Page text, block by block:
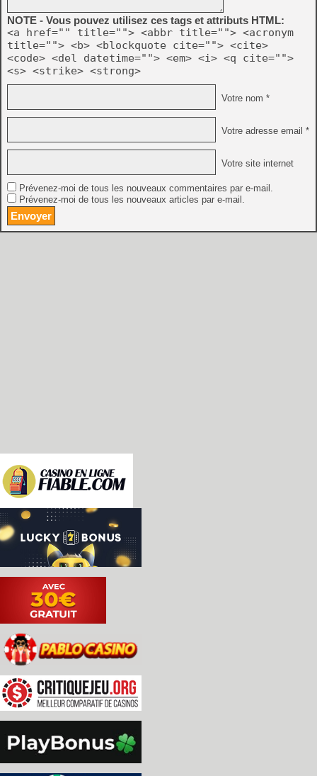
NOTE - Vous pouvez utilisez ces tags et attributs HTML:
<a href="" title=""> <abbr title=""> <acronym
title=""> <b> <blockquote cite=""> <cite>
<code> <del datetime=""> <em> <i> <q cite="">
<s> <strike> <strong>
Votre nom *
Votre adresse email *
Votre site internet
Prévenez-moi de tous les nouveaux commentaires par e-mail.
Prévenez-moi de tous les nouveaux articles par e-mail.